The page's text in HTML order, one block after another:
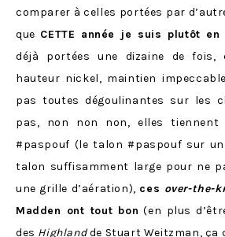
comparer à celles portées par
que CETTE année je suis plutôt en
déjà portées une dizaine de fois,
hauteur nickel, maintien
pas toutes dégoulinantes sur les
pas, non non non, elles tiennent
#paspouf (le talon #paspouf sur
talon suffisamment large pour ne
une grille d’aération), ces over-the-
Madden ont tout bon (en plus
des Highlandde Stuart Weitzman, ça